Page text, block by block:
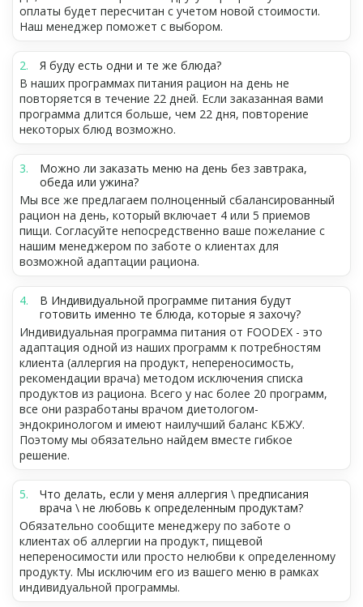
оплаты будет пересчитан с учетом новой стоимости.
Наш менеджер поможет с выбором.
Я буду есть одни и те же блюда?
В наших программах питания рацион на день не
повторяется в течение 22 дней. Если заказанная вами
программа длится больше, чем 22 дня, повторение
некоторых блюд возможно.
Можно ли заказать меню на день без завтрака,
обеда или ужина?
Мы все же предлагаем полноценный сбалансированный
рацион на день, который включает 4 или 5 приемов
пищи. Согласуйте непосредственно ваше пожелание с
нашим менеджером по заботе о клиентах для
возможной адаптации рациона.
В Индивидуальной программе питания будут
готовить именно те блюда, которые я захочу?
Индивидуальная программа питания от FOODEX - это
адаптация одной из наших программ к потребностям
клиента (аллергия на продукт, непереносимость,
рекомендации врача) методом исключения списка
продуктов из рациона. Всего у нас более 20 программ,
все они разработаны врачом диетологом-
эндокринологом и имеют наилучший баланс КБЖУ.
Поэтому мы обязательно найдем вместе гибкое
решение.
Что делать, если у меня аллергия \ предписания
врача \ не любовь к определенным продуктам?
Обязательно сообщите менеджеру по заботе о
клиентах об аллергии на продукт, пищевой
непереносимости или просто нелюбви к определенному
продукту. Мы исключим его из вашего меню в рамках
индивидуальной программы.